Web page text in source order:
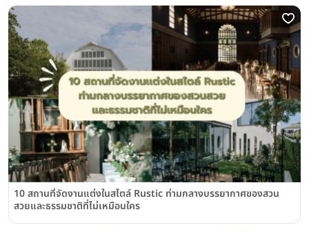
10 สถานที่จัดงานแต่งในสไตล์ Rustic ท่ามกลางบรรยากาศของสวน
สวยและธรรมชาติที่ไม่เหมือนใคร